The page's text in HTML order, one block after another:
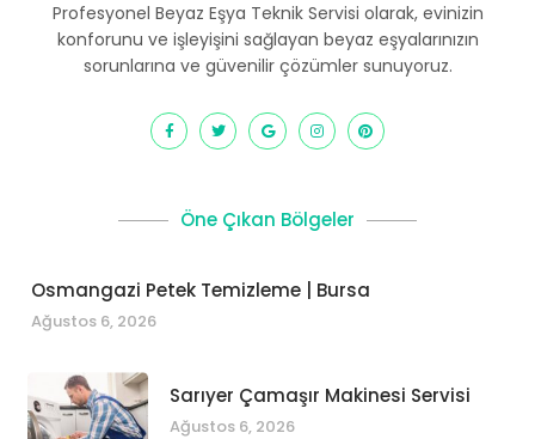
Profesyonel Beyaz Eşya Teknik Servisi olarak, evinizin
konforunu ve işleyişini sağlayan beyaz eşyalarınızın
sorunlarına ve güvenilir çözümler sunuyoruz.
Öne Çıkan Bölgeler
Osmangazi Petek Temizleme | Bursa
Ağustos 6, 2026
Sarıyer Çamaşır Makinesi Servisi
Ağustos 6, 2026